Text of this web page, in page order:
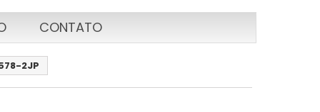
CONTATO
2JP